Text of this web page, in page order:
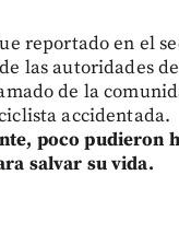
reportado en el
las autoridades
de la
accidentada.
poco pudieron
salvar su vida.